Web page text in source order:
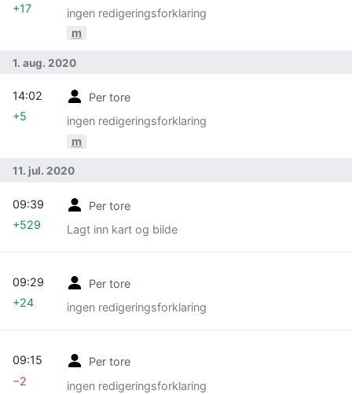
ingen redigeringsforklaring
m
+17
1. aug. 2020
Per tore
ingen redigeringsforklaring
m
14:02
+5
11. jul. 2020
Per tore
Lagt inn kart og bilde
09:39
+529
Per tore
ingen redigeringsforklaring
09:29
+24
Per tore
ingen redigeringsforklaring
09:15
−2